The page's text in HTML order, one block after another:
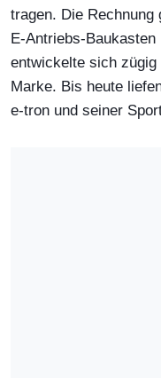
tragen. Die Rechnung
E-Antriebs-
entwickelte sich
Marke. Bis heute
e-tron und seiner